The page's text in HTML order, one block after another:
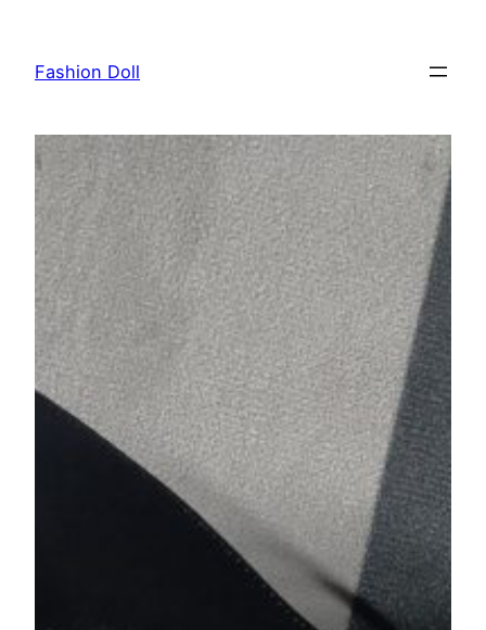
treściFashion Doll